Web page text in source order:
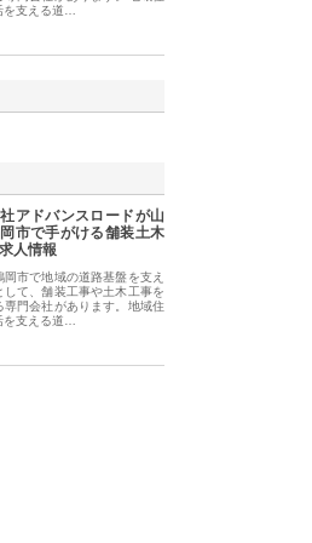
を支える道…
アドバンスロードが山
市で手がける舗装土木
人情報
岡市で地域の道路基盤を支え
して、舗装工事や土木工事を
専門会社があります。地域住
を支える道…